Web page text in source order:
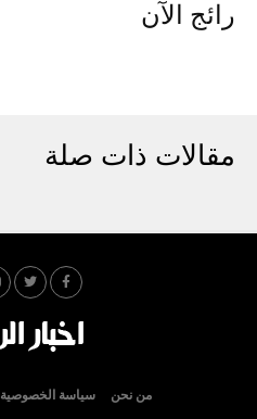
رائج الآن
مقالات ذات صلة
من نحن سياسة الخصوصية